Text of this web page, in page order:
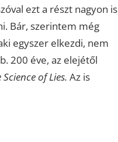
ezt a részt nagyon is
Bár, szerintem még
egyszer elkezdi, nem
200 éve, az elejétől
of Lies. Az is